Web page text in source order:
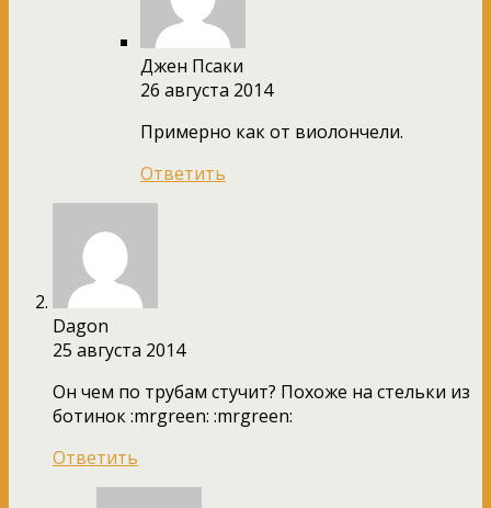
Джен Псаки
26 августа 2014
Примерно как от виолончели.
Ответить
Dagon
25 августа 2014
Он чем по трубам стучит? Похоже на стельки из
ботинок :mrgreen: :mrgreen:
Ответить